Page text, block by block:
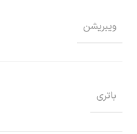
ویبریشن
باتری